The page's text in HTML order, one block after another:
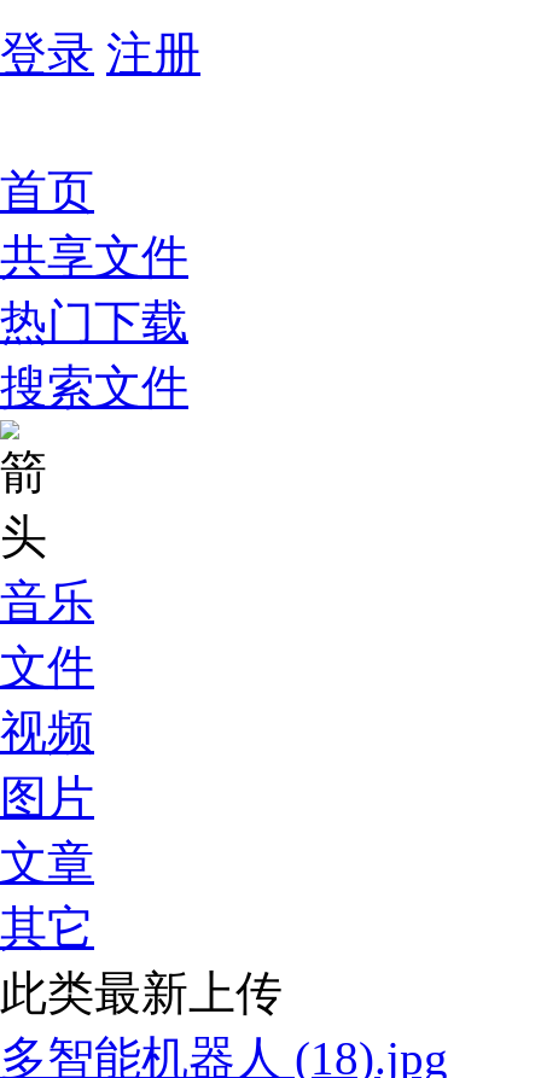
登录 注册
首页
共享文件
热门下载
搜索文件
音乐
文件
视频
图片
文章
其它
此类最新上传
多智能机器人 (18).jpg